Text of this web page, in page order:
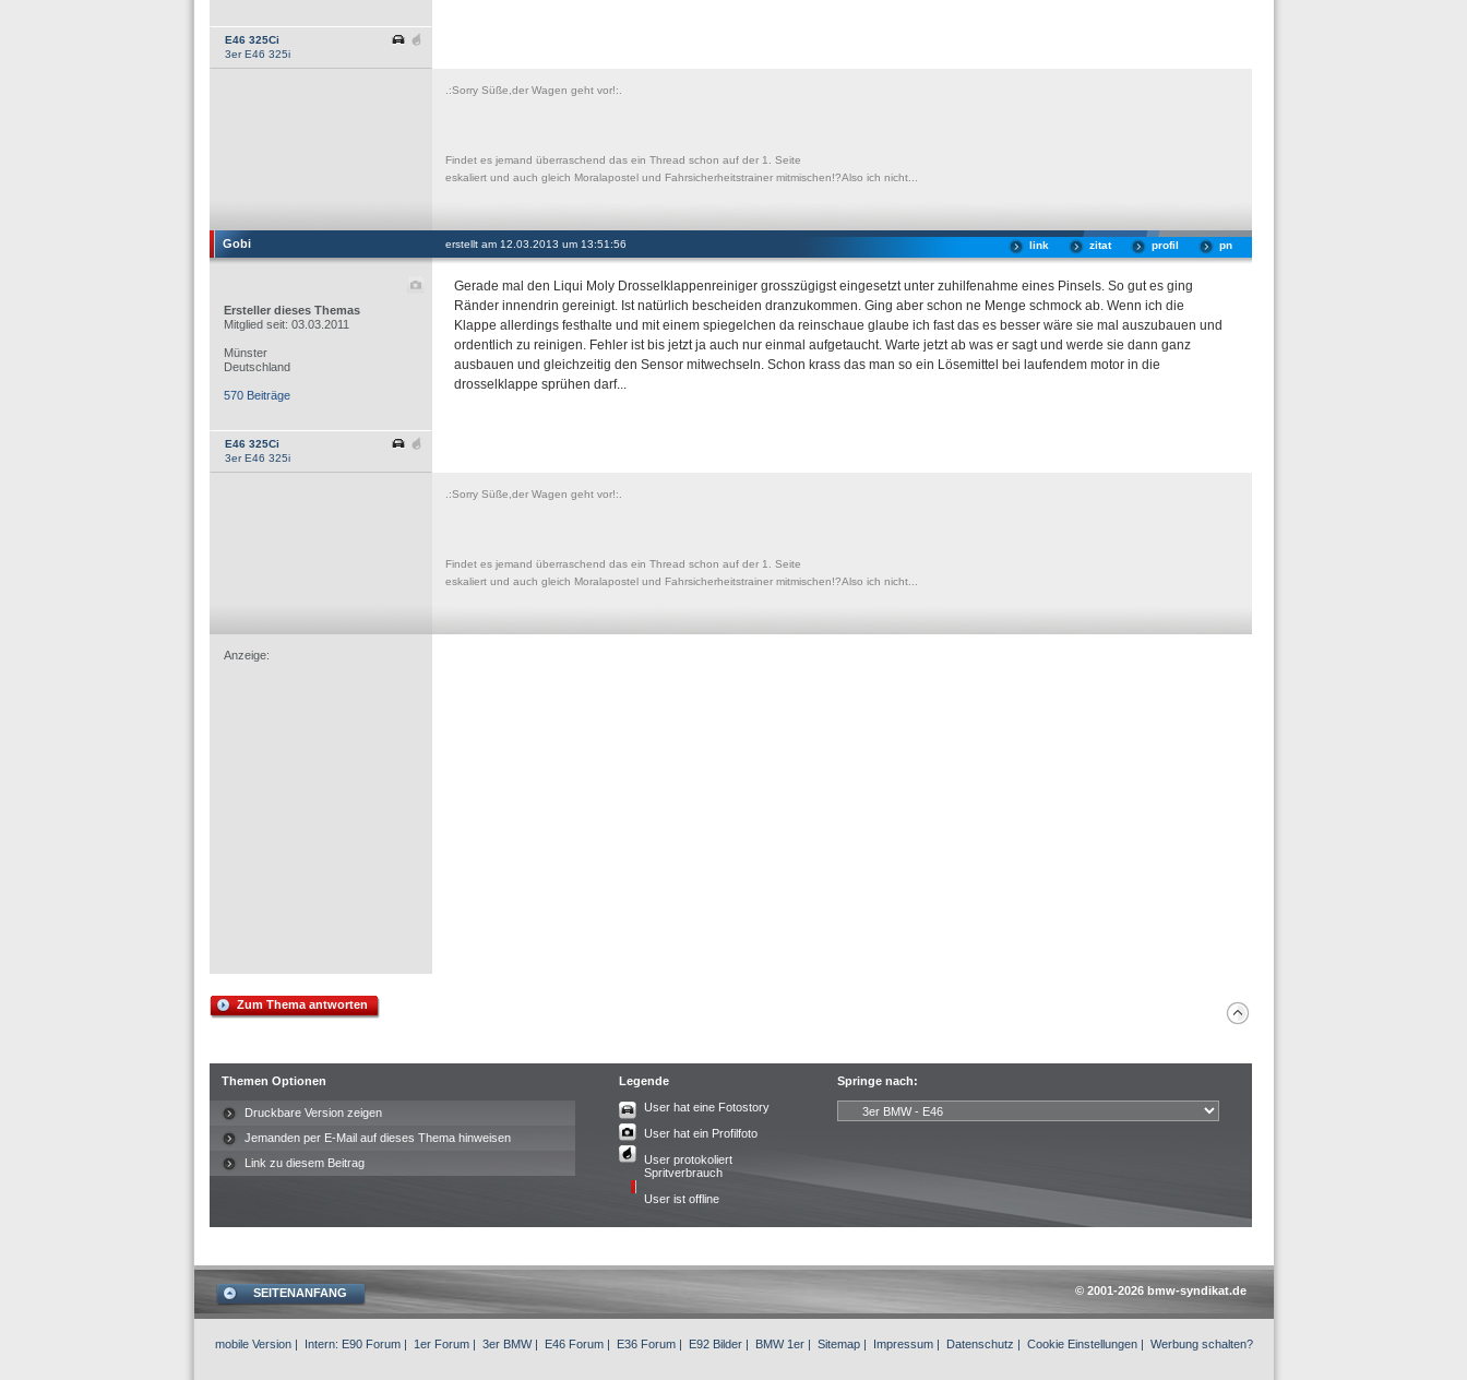
E46 325Ci
3er E46 325i
.:Sorry Süße,der Wagen geht vor!:.
Findet es jemand überraschend das ein Thread schon auf der 1. Seite
eskaliert und auch gleich Moralapostel und Fahrsicherheitstrainer mitmischen!?Also ich nicht...
Gobi erstellt am 12.03.2013 um 13:51:56 pn
profil
zitat
link
Ersteller dieses Themas
Mitglied seit: 03.03.2011
Münster
Deutschland
570 Beiträge
E46 325Ci
3er E46 325i
Gerade mal den Liqui Moly Drosselklappenreiniger grosszügigst eingesetzt unter zuhilfenahme eines Pinsels. So gut es ging
Ränder innendrin gereinigt. Ist natürlich bescheiden dranzukommen. Ging aber schon ne Menge schmock ab. Wenn ich die
Klappe allerdings festhalte und mit einem spiegelchen da reinschaue glaube ich fast das es besser wäre sie mal auszubauen und
ordentlich zu reinigen. Fehler ist bis jetzt ja auch nur einmal aufgetaucht. Warte jetzt ab was er sagt und werde sie dann ganz
ausbauen und gleichzeitig den Sensor mitwechseln. Schon krass das man so ein Lösemittel bei laufendem motor in die
drosselklappe sprühen darf...
.:Sorry Süße,der Wagen geht vor!:.
Findet es jemand überraschend das ein Thread schon auf der 1. Seite
eskaliert und auch gleich Moralapostel und Fahrsicherheitstrainer mitmischen!?Also ich nicht...
Anzeige:
Zum Thema antworten
Themen Optionen
Druckbare Version zeigen
Jemanden per E-Mail auf dieses Thema hinweisen
Link zu diesem Beitrag
Legende
User hat eine Fotostory
User hat ein Profilfoto
User protokoliert
Spritverbrauch
User ist offline
Springe nach:
SEITENANFANG © 2001-2026 bmw-syndikat.de
mobile Version | Intern: E90 Forum | 1er Forum | 3er BMW| E46 Forum | E36 Forum | E92 Bilder | BMW 1er | Sitemap | Impressum | Datenschutz | Cookie Einstellungen | Werbung schalten?